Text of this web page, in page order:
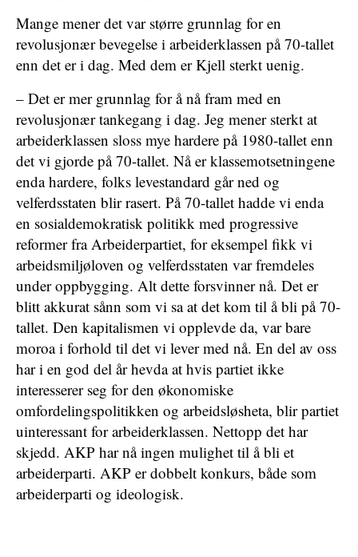
Mange mener det var større grunnlag for en
revolusjonær bevegelse i arbeiderklassen på 70-tallet
enn det er i dag. Med dem er Kjell sterkt uenig.
– Det er mer grunnlag for å nå fram med en
revolusjonær tankegang i dag. Jeg mener sterkt at
arbeiderklassen sloss mye hardere på 1980-tallet enn
det vi gjorde på 70-tallet. Nå er klassemotsetningene
enda hardere, folks levestandard går ned og
velferdsstaten blir rasert. På 70-tallet hadde vi enda
en sosialdemokratisk politikk med progressive
reformer fra Arbeiderpartiet, for eksempel fikk vi
arbeidsmiljøloven og velferdsstaten var fremdeles
under oppbygging. Alt dette forsvinner nå. Det er
blitt akkurat sånn som vi sa at det kom til å bli på 70-
tallet. Den kapitalismen vi opplevde da, var bare
moroa i forhold til det vi lever med nå. En del av oss
har i en god del år hevda at hvis partiet ikke
interesserer seg for den økonomiske
omfordelingspolitikken og arbeidsløsheta, blir partiet
uinteressant for arbeiderklassen. Nettopp det har
skjedd. AKP har nå ingen mulighet til å bli et
arbeiderparti. AKP er dobbelt konkurs, både som
arbeiderparti og ideologisk.